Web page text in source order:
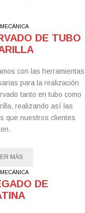
DE TUBO
con las herramientas
para la realización
tanto en tubo como
realizando así las
que nuestros clientes
MÁS
DE